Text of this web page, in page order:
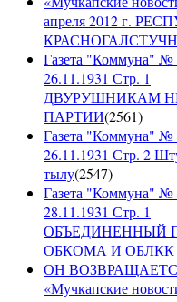
апреля 2012 г.
Газета "Коммуна" №
26.11.1931 Стр. 1
ДВУРУШНИКАМ
ПАРТИИ(2561)
Газета "Коммуна" №
26.11.1931 Стр. 2
тылу(2547)
Газета "Коммуна" №
28.11.1931 Стр. 1
ОБЪЕДИНЕННЫЙ
ОБКОМА И ОБЛКК
ОН
«Мучкапские